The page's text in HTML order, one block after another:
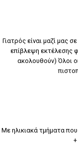
Γιατρός είναι μαζί μας
επίβλεψη εκτέλεσης
ακολουθούν) Όλοι
Με ηλικιακά τμήματα